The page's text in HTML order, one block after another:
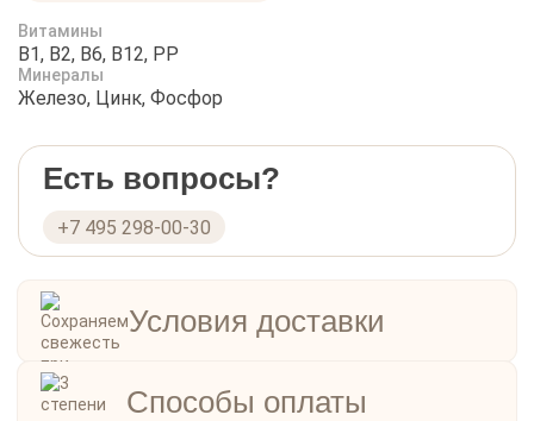
Витамины
B1, B2, B6, B12, PP
Минералы
Железо, Цинк, Фосфор
Есть вопросы?
+7 495 298-00-30
Условия доставки
Способы оплаты